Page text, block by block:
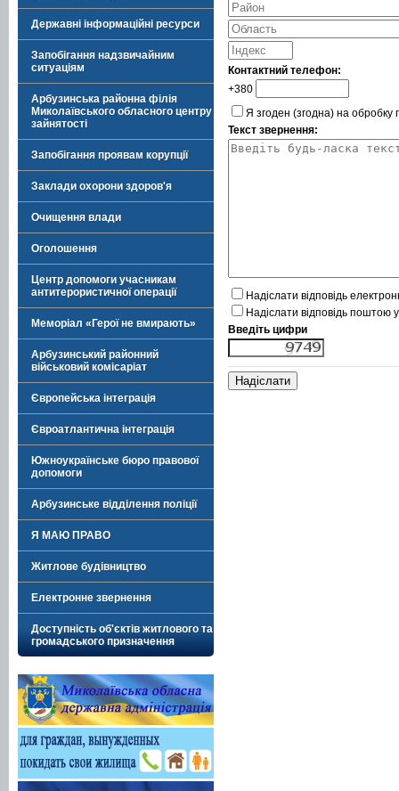
Державні інформаційні ресурси
Запобігання надзвичайним
ситуаціям
Арбузинська районна філія
Миколаївського обласного центру
зайнятості
Запобігання проявам корупції
Заклади охорони здоров'я
Очищення влади
Оголошення
Центр допомоги учасникам
антитерористичної операції
Меморіал «Герої не вмирають»
Арбузинський районний
військовий комісаріат
Європейська інтеграція
Євроатлантична інтеграція
Южноукраїнське бюро правової
допомоги
Арбузинське відділення поліції
Я МАЮ ПРАВО
Житлове будівництво
Електронне звернення
Доступність об'єктів житлового та
громадського призначення
Контактний телефон:
+380
Я згоден (згодна) на обробку
Текст звернення:
Надіслати відповідь
Надіслати відповідь поштою
Введіть цифри